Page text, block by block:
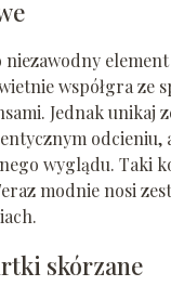
współgra ze
Jednak unikaj
odcieniu,
wyglądu. Taki
modnie nosi
skórzane